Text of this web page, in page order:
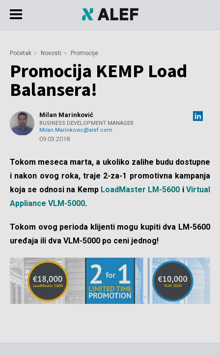
Početak Novosti Promocije
Promocija KEMP Load
Balansera!
Milan Marinković
BUSINESS DEVELOPMENT MANAGER
Milan.Marinkovic@alef.com
09.03.2018
Tokom meseca marta, a ukoliko zalihe budu dostupne
i nakon ovog roka, traje 2-za-1 promotivna kampanja
koja se odnosi na Kemp LoadMaster LM-5600 i Virtual
Appliance VLM-5000.
Tokom ovog perioda klijenti mogu kupiti dva LM-5600
uređaja ili dva VLM-5000 po ceni jednog!